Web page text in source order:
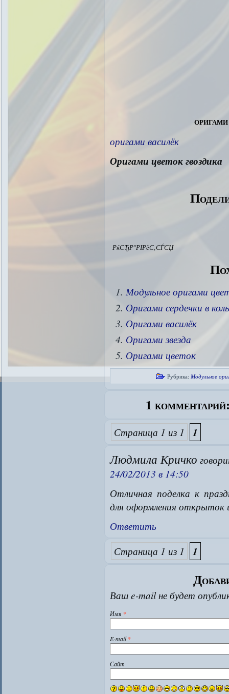
оригами василёк
Оригами цветок гвоздика
РќСЂР°РІРёС‚СЃСЏ
Модульное оригами
Оригами сердечки в
Оригами василёк
Оригами звезда
Оригами цветок
Рубрика: Модульное
1
Страница 1 из 1 1
Людмила Кричко
24/02/2013 в 14:50
Отличная поделка к
для оформления открыток
Ответить
Страница 1 из 1
1
Ваш e-mail не будет
Имя *
E-mail*
Сайт